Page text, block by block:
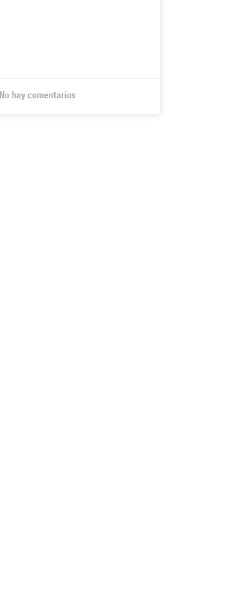
No hay comentarios